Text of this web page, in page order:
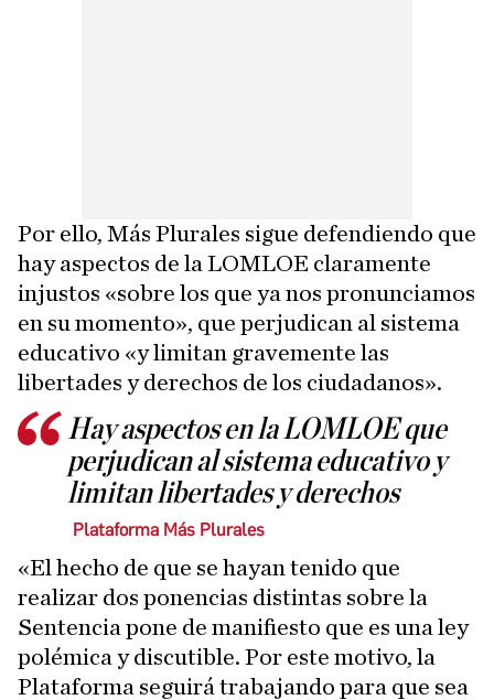
Por ello, Más Plurales sigue defendiendo que
hay aspectos de la LOMLOE claramente
injustos «sobre los que ya nos pronunciamos
en su momento», que perjudican al sistema
educativo «y limitan gravemente las
libertades y derechos de los ciudadanos».
Hay aspectos en la LOMLOE que
perjudican al sistema educativo y
limitan libertades y derechos
Plataforma Más Plurales
«El hecho de que se hayan tenido que
realizar dos ponencias distintas sobre la
Sentencia pone de manifiesto que es una ley
polémica y discutible. Por este motivo, la
Plataforma seguirá trabajando para que sea